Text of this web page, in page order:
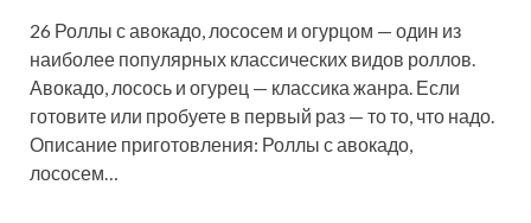
26 Роллы с авокадо, лососем и огурцом — один из
наиболее популярных классических видов роллов.
Авокадо, лосось и огурец — классика жанра. Если
готовите или пробуете в первый раз — то то, что надо.
Описание приготовления: Роллы с авокадо,
лососем…